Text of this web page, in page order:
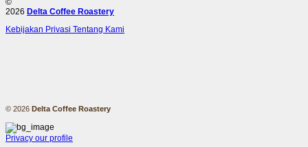
2026 Delta Coffee Roastery
Kebijakan Privasi Tentang Kami
© 2026 Delta Coffee Roastery
Privacy our profile